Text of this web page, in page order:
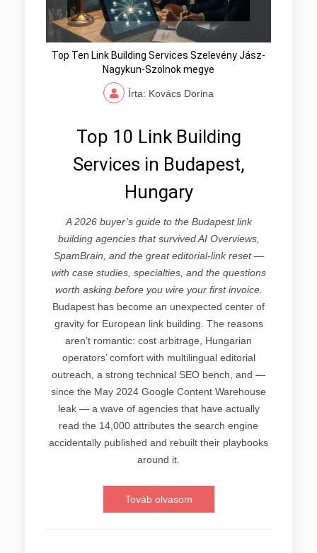
Top Ten Link Building Services Szelevény Jász-
Nagykun-Szolnok megye
Írta: Kovács Dorina
Top 10 Link Building
Services in Budapest,
Hungary
A 2026 buyer’s guide to the Budapest link
building agencies that survived AI Overviews,
SpamBrain, and the great editorial-link reset —
with case studies, specialties, and the questions
worth asking before you wire your first invoice.
Budapest has become an unexpected center of
gravity for European link building. The reasons
aren’t romantic: cost arbitrage, Hungarian
operators’ comfort with multilingual editorial
outreach, a strong technical SEO bench, and —
since the May 2024 Google Content Warehouse
leak — a wave of agencies that have actually
read the 14,000 attributes the search engine
accidentally published and rebuilt their playbooks
around it.
Továb olvasom